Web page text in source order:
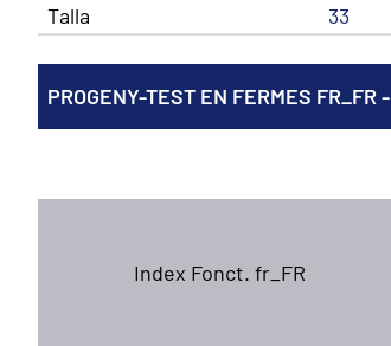
Talla
33
PROGENY-TEST EN FERMES FR_FR -
Index Fonct. fr_FR